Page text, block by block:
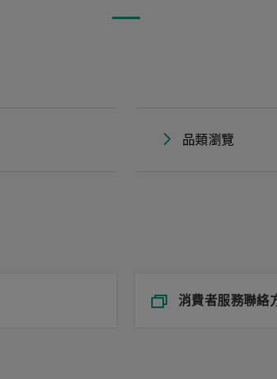
品類瀏覽
消費者服務聯絡